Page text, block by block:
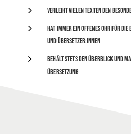
5 verleiht vielen Texten den
5
hat immer ein offenes Ohr für die
und Übersetzer:innen
5
behält stets den Überblick und
Übersetzung